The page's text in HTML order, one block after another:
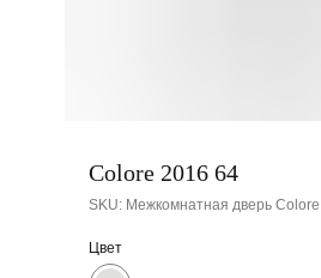
Colore 2016 64
SKU: Межкомнатная дверь
Цвет